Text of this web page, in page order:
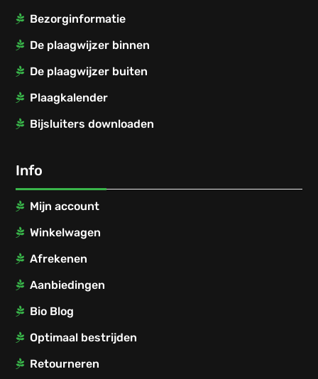
Bezorginformatie
De plaagwijzer binnen
De plaagwijzer buiten
Plaagkalender
Bijsluiters downloaden
Info
Mijn account
Winkelwagen
Afrekenen
Aanbiedingen
Bio Blog
Optimaal bestrijden
Retourneren